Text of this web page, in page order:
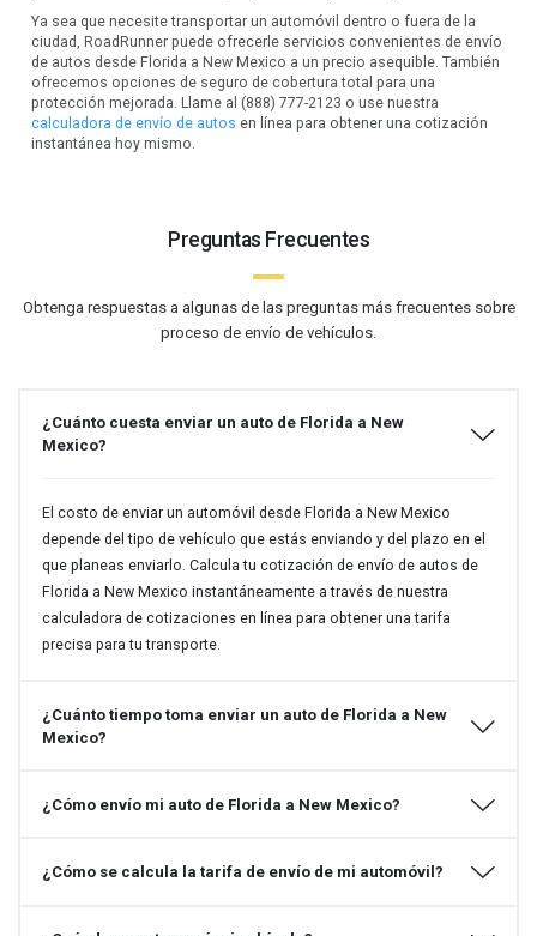
Ya sea que necesite transportar un automóvil dentro o fuera de la
ciudad, RoadRunner puede ofrecerle servicios convenientes de envío
de autos desde Florida a New Mexico a un precio asequible. También
ofrecemos opciones de seguro de cobertura total para una
protección mejorada. Llame al (888) 777-2123 o use nuestra
calculadora de envío de autos en línea para obtener una cotización
instantánea hoy mismo.
Preguntas Frecuentes
Obtenga respuestas a algunas de las preguntas más frecuentes sobre
proceso de envío de vehículos.
¿Cuánto cuesta enviar un auto de Florida a New
Mexico?
El costo de enviar un automóvil desde Florida a New Mexico
depende del tipo de vehículo que estás enviando y del plazo en el
que planeas enviarlo. Calcula tu cotización de envío de autos de
Florida a New Mexico instantáneamente a través de nuestra
calculadora de cotizaciones en línea para obtener una tarifa
precisa para tu transporte.
¿Cuánto tiempo toma enviar un auto de Florida a New
Mexico?
¿Cómo envío mi auto de Florida a New Mexico?
¿Cómo se calcula la tarifa de envío de mi automóvil?